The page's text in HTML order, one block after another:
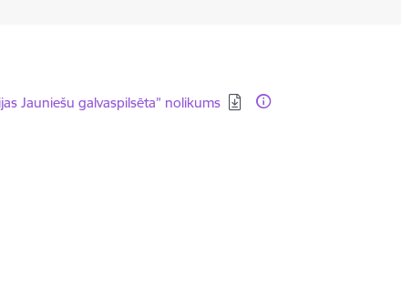
Jauniešu galvaspilsēta” nolikums